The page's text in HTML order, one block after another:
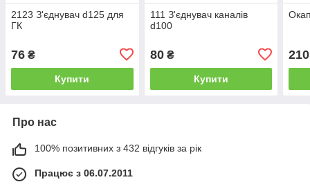
2123 З'єднувач d125 для
ГК
76 ₴
Купити
111 З'єднувач каналів
d100
80₴
Купити
210
Про нас
100% позитивних з 432 відгуків за рік
Працює з 06.07.2011